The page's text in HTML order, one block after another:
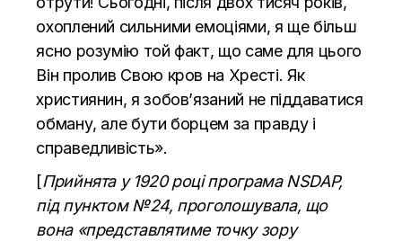
охоплений сильними емоціями, я ще більш
ясно розумію той факт, що саме для цього
Він пролив Свою кров на Хресті. Як
християнин, я зобов’язаний не піддаватися
обману, але бути борцем за правду і
справедливість».
[Прийнята у 1920 році програма NSDAP,
під пунктом №24, проголошувала, що
вона «представлятиме точку зору